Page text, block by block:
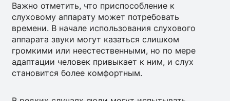
Важно отметить, что приспособление к
слуховому аппарату может потребовать
времени. В начале использования слухового
аппарата звуки могут казаться слишком
громкими или неестественными, но по мере
адаптации человек привыкает к ним, и слух
становится более комфортным.